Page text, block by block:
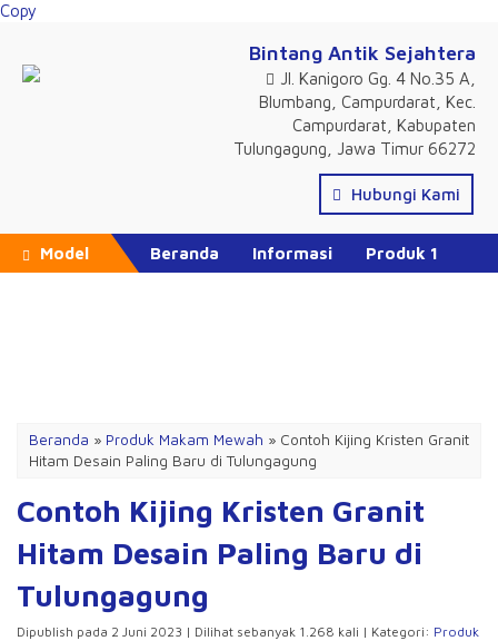
Copy
Bintang Antik Sejahtera
Jl. Kanigoro Gg. 4 No.35 A,
Blumbang, Campurdarat, Kec.
Campurdarat, Kabupaten
Tulungagung, Jawa Timur 66272
Hubungi Kami
Model Beranda Informasi Produk 1
Beranda » Produk Makam Mewah » Contoh Kijing Kristen Granit
Hitam Desain Paling Baru di Tulungagung
Contoh Kijing Kristen Granit
Hitam Desain Paling Baru di
Tulungagung
Dipublish pada 2 Juni 2023 | Dilihat sebanyak 1.268 kali | Kategori: Produk